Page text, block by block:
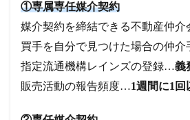
①専属専任媒介契約
媒介契約を締結できる不動産仲
買手を自分で見つけた場合の仲
指定流通機構レインズの登録…義
販売活動の報告頻度…1週間に1回